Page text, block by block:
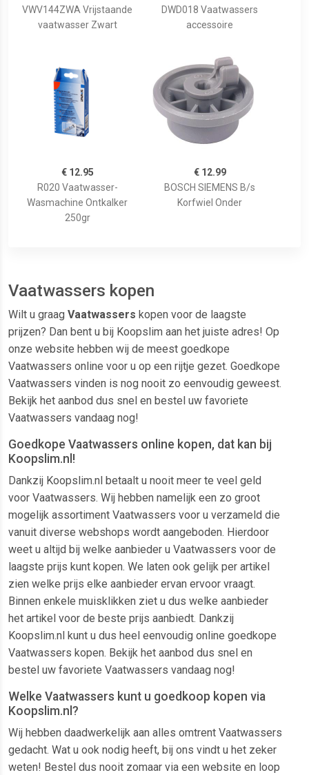
VWV144ZWA Vrijstaande
vaatwasser Zwart
DWD018 Vaatwassers
accessoire
€ 12.95
R020 Vaatwasser-
Wasmachine Ontkalker
250gr
€ 12.99
BOSCH SIEMENS B/s
Korfwiel Onder
Vaatwassers kopen
Wilt u graag Vaatwassers kopen voor de laagste
prijzen? Dan bent u bij Koopslim aan het juiste adres! Op
onze website hebben wij de meest goedkope
Vaatwassers online voor u op een rijtje gezet. Goedkope
Vaatwassers vinden is nog nooit zo eenvoudig geweest.
Bekijk het aanbod dus snel en bestel uw favoriete
Vaatwassers vandaag nog!
Goedkope Vaatwassers online kopen, dat kan bij
Koopslim.nl!
Dankzij Koopslim.nl betaalt u nooit meer te veel geld
voor Vaatwassers. Wij hebben namelijk een zo groot
mogelijk assortiment Vaatwassers voor u verzameld die
vanuit diverse webshops wordt aangeboden. Hierdoor
weet u altijd bij welke aanbieder u Vaatwassers voor de
laagste prijs kunt kopen. We laten ook gelijk per artikel
zien welke prijs elke aanbieder ervan ervoor vraagt.
Binnen enkele muisklikken ziet u dus welke aanbieder
het artikel voor de beste prijs aanbiedt. Dankzij
Koopslim.nl kunt u dus heel eenvoudig online goedkope
Vaatwassers kopen. Bekijk het aanbod dus snel en
bestel uw favoriete Vaatwassers vandaag nog!
Welke Vaatwassers kunt u goedkoop kopen via
Koopslim.nl?
Wij hebben daadwerkelijk aan alles omtrent Vaatwassers
gedacht. Wat u ook nodig heeft, bij ons vindt u het zeker
weten! Bestel dus nooit zomaar via een website en loop